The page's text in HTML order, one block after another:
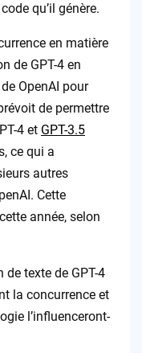
qu’il génère.
en matière
de GPT-4 en
OpenAI pour
de permettre
4 et GPT-3.5
ce qui a
autres
Cette
année, selon
texte de GPT-4
la concurrence et
l’influenceront-